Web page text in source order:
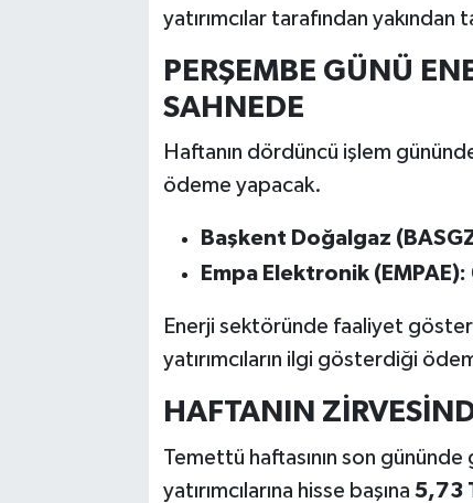
yatırımcılar tarafından yakından
PERŞEMBE GÜNÜ
SAHNEDE
Haftanın dördüncü işlem
ödeme yapacak.
Başkent Doğalgaz
Empa Elektronik (EMPAE):
Enerji sektöründe faaliyet
yatırımcıların ilgi gösterdiği
HAFTANIN
Temettü haftasının son
yatırımcılarına hisse başına 5,73